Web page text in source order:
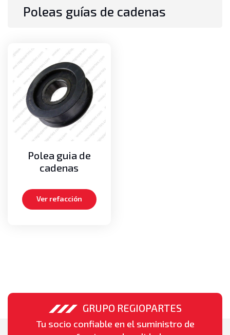
Filtros de transmisión
Mástil
Baleros de mástil
Bujes
Cadenas de mástil
Medias lunas
Pernos
Poleas guías de cadenas
Poleas guías de mangueras
Motor
Aros dentados
Bielas
Carteras de empaques, Kits de empaques
Turbos
Volante o Flywheel
Seguridad
Poleas guías de cadenas
Polea guia de
cadenas
Ver refacción
GRUPO REGIOPARTES
Tu socio confiable en el suministro de